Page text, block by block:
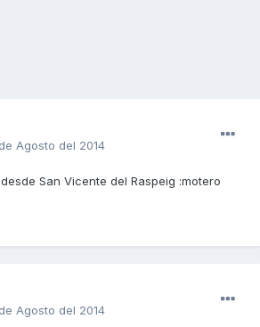
Agosto del 2014
San Vicente del Raspeig :motero
Agosto del 2014